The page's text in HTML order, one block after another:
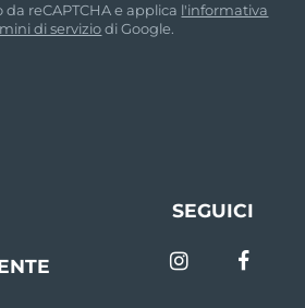
reCAPTCHA e applica l'informativa
di serviziodi Google.
SEGUICI